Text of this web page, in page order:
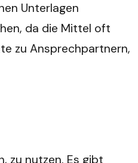
Unterlagen
da die Mittel oft
zu Ansprechpartnern,
zu nutzen. Es gibt